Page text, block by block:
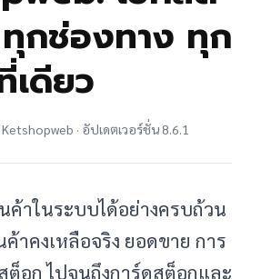
กช่องทาง ทุก
เดียว
· อัปเดตเวอร์ชั่น 8.6.1
าในระบบได้อย่างครบถ้วน
าคงเหลือจริง ยอดขาย การ
ต็อก ไปจนถึงการ์ดสต็อกและ